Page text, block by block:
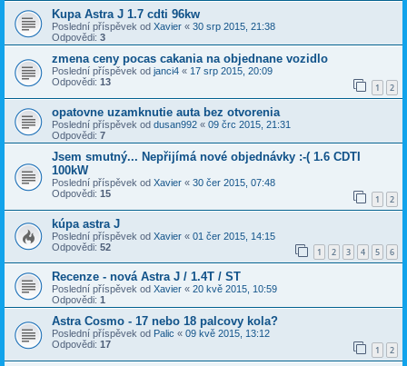
Kupa Astra J 1.7 cdti 96kw
Poslední příspěvek od Xavier « 30 srp 2015, 21:38
Odpovědi: 3
zmena ceny pocas cakania na objednane vozidlo
Poslední příspěvek od janci4 « 17 srp 2015, 20:09
Odpovědi: 13 1 2
opatovne uzamknutie auta bez otvorenia
Poslední příspěvek od dusan992 « 09 črc 2015, 21:31
Odpovědi: 7
Jsem smutný... Nepřijímá nové objednávky :-( 1.6 CDTI
100kW
Poslední příspěvek od Xavier « 30 čer 2015, 07:48
Odpovědi: 15 1 2
kúpa astra J
Poslední příspěvek od Xavier « 01 čer 2015, 14:15
Odpovědi: 52 1 2 3 4 5 6
Recenze - nová Astra J / 1.4T / ST
Poslední příspěvek od Xavier « 20 kvě 2015, 10:59
Odpovědi: 1
Astra Cosmo - 17 nebo 18 palcovy kola?
Poslední příspěvek od Palic « 09 kvě 2015, 13:12
Odpovědi: 17 1 2